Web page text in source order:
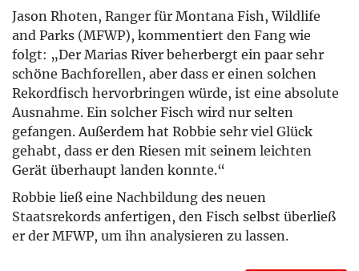
Jason Rhoten, Ranger für Montana Fish, Wildlife
and Parks (MFWP), kommentiert den Fang wie
folgt: „Der Marias River beherbergt ein paar sehr
schöne Bachforellen, aber dass er einen solchen
Rekordfisch hervorbringen würde, ist eine absolute
Ausnahme. Ein solcher Fisch wird nur selten
gefangen. Außerdem hat Robbie sehr viel Glück
gehabt, dass er den Riesen mit seinem leichten
Gerät überhaupt landen konnte.“
Robbie ließ eine Nachbildung des neuen
Staatsrekords anfertigen, den Fisch selbst überließ
er der MFWP, um ihn analysieren zu lassen.